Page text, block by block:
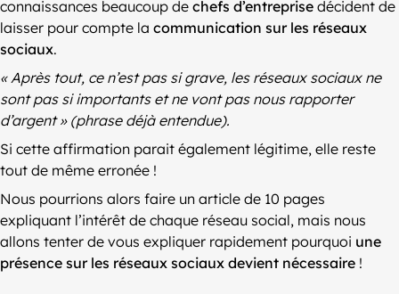
connaissances beaucoup de chefs d’entreprise décident de
laisser pour compte la communication sur les réseaux
sociaux.
« Après tout, ce n’est pas si grave, les réseaux sociaux ne
sont pas si importants et ne vont pas nous rapporter
d’argent » (phrase déjà entendue).
Si cette affirmation parait également légitime, elle reste
tout de même erronée !
Nous pourrions alors faire un article de 10 pages
expliquant l’intérêt de chaque réseau social, mais nous
allons tenter de vous expliquer rapidement pourquoi une
présence sur les réseaux sociaux devient nécessaire !